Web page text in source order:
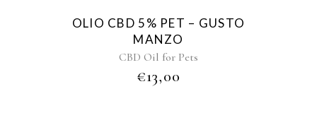
Sold
OLIO CBD 5% PET – GUSTO
MANZO
CBD Oil for Pets
€13,00